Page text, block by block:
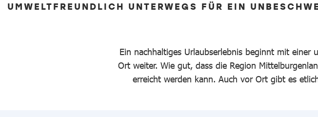
UMWELTFREUNDLICH UNTERWEGS FÜR EIN
Ein nachhaltiges Urlaubserlebnis beginnt mit
Ort weiter. Wie gut, dass die Region
erreicht werden kann. Auch vor Ort gibt es